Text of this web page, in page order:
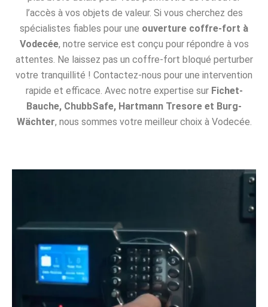
l’accès à vos objets de valeur. Si vous cherchez des
spécialistes fiables pour une ouverture coffre-fort à
Vodecée, notre service est conçu pour répondre à vos
attentes. Ne laissez pas un coffre-fort bloqué perturber
votre tranquillité ! Contactez-nous pour une intervention
rapide et efficace. Avec notre expertise sur Fichet-
Bauche, ChubbSafe, Hartmann Tresore et Burg-
Wächter, nous sommes votre meilleur choix à Vodecée.